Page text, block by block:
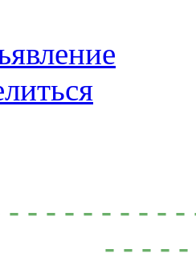
- - - - - - - -
- - - -